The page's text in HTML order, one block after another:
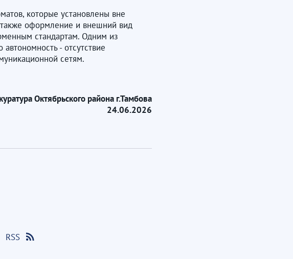
которые установлены вне
оформление и внешний вид
стандартам. Одним из
- отсутствие
сетям.
Октябрьского района г.Тамбова
24.06.2026
RSS